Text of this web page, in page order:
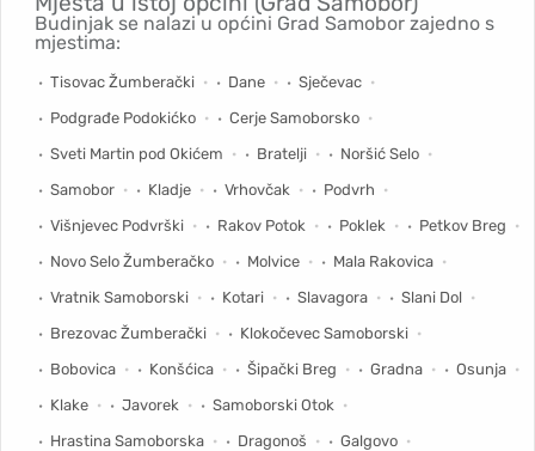
Budinjak se nalazi u općini Grad Samobor zajedno s
mjestima:
Tisovac Žumberački Dane
Sječevac
Podgrađe Podokićko
Cerje Samoborsko
Sveti Martin pod Okićem
Bratelji
Noršić Selo
Samobor
Kladje Vrhovčak
Podvrh
Višnjevec Podvrški
Rakov Potok Poklek
Petkov Breg
Novo Selo Žumberačko
Molvice
Mala Rakovica
Vratnik Samoborski
Kotari Slavagora
Slani Dol
Brezovac Žumberački
Klokočevec Samoborski
Bobovica
Konšćica Šipački Breg Gradna
Osunja
Klake
Javorek
Samoborski Otok
Hrastina Samoborska
Dragonoš
Galgovo